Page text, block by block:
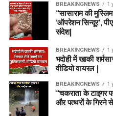
BREAKINGNEWS 1
“सासाराम की
‘ऑपरेशन सिन्दूर’,
संदेश|
BREAKINGNEWS 1
भदोही में खाकी
वीडियो वायरल |
BREAKINGNEWS 1
“चकराता के टाइगर
और पत्थरों के गिरने